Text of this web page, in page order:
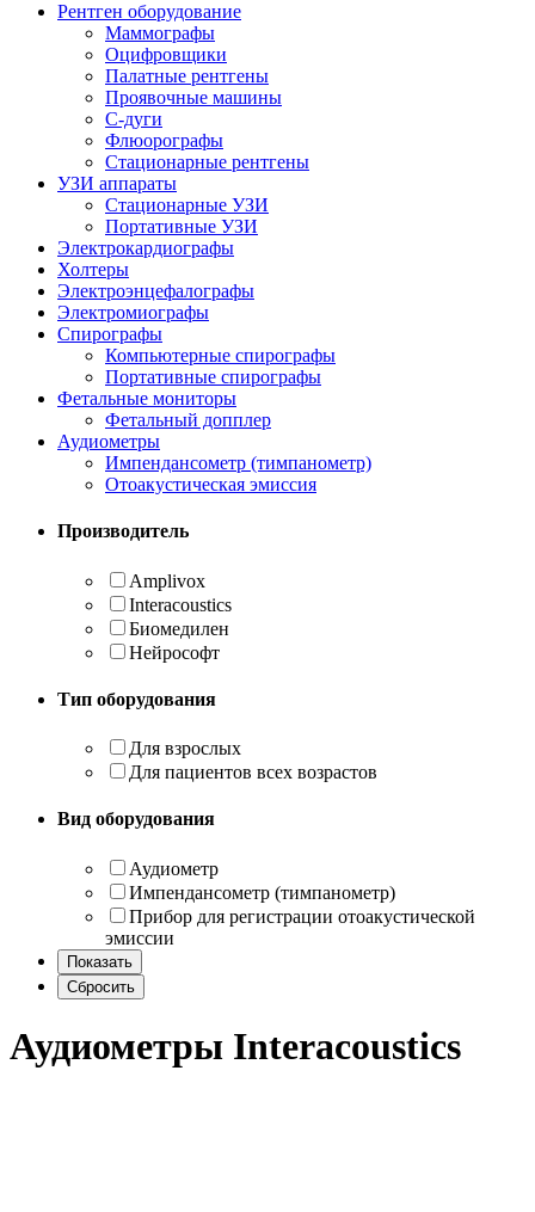
Рентген оборудование
Маммографы
Оцифровщики
Палатные рентгены
Проявочные машины
С-дуги
Флюорографы
Стационарные рентгены
УЗИ аппараты
Стационарные УЗИ
Портативные УЗИ
Электрокардиографы
Холтеры
Электроэнцефалографы
Электромиографы
Спирографы
Компьютерные спирографы
Портативные спирографы
Фетальные мониторы
Фетальный допплер
Аудиометры
Импендансометр (тимпанометр)
Отоакустическая эмиссия
Производитель
Amplivox
Interacoustics
Биомедилен
Нейрософт
Тип оборудования
Для взрослых
Для пациентов всех возрастов
Вид оборудования
Аудиометр
Импендансометр (тимпанометр)
Прибор для регистрации отоакустической
эмиссии
Аудиометры Interacoustics